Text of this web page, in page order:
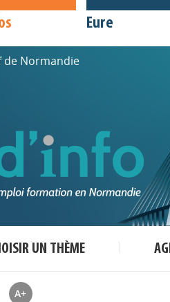
Eure
de Normandie
UN THÈME
A+